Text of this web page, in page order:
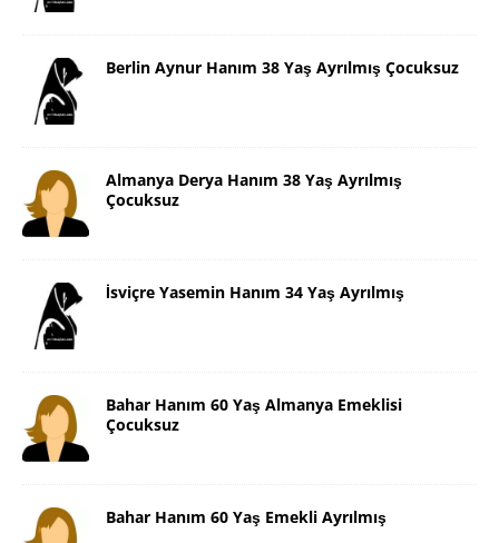
Berlin Aynur Hanım 38 Yaş Ayrılmış Çocuksuz
Almanya Derya Hanım 38 Yaş Ayrılmış
Çocuksuz
İsviçre Yasemin Hanım 34 Yaş Ayrılmış
Bahar Hanım 60 Yaş Almanya Emeklisi
Çocuksuz
Bahar Hanım 60 Yaş Emekli Ayrılmış